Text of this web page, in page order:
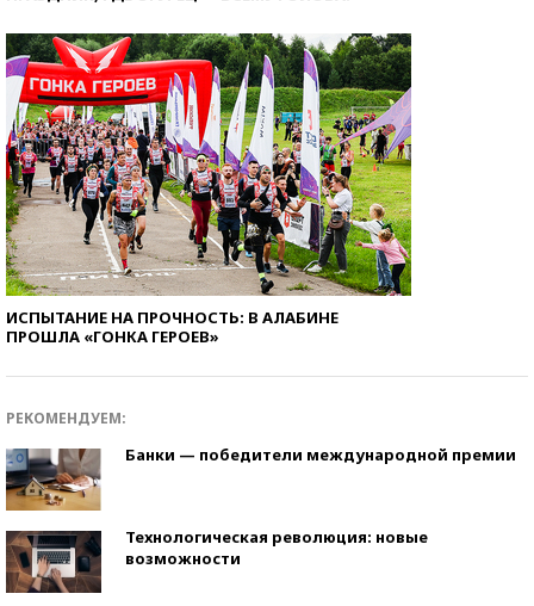
ИСПЫТАНИЕ НА ПРОЧНОСТЬ: В АЛАБИНЕ
ПРОШЛА «ГОНКА ГЕРОЕВ»
РЕКОМЕНДУЕМ:
Банки — победители международной премии
Технологическая революция: новые
возможности